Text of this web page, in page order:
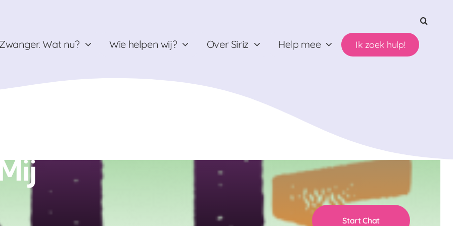
Zwanger. Wat nu? Wie helpen wij? Over Siriz Help mee Ik zoek hulp!
Start Chat